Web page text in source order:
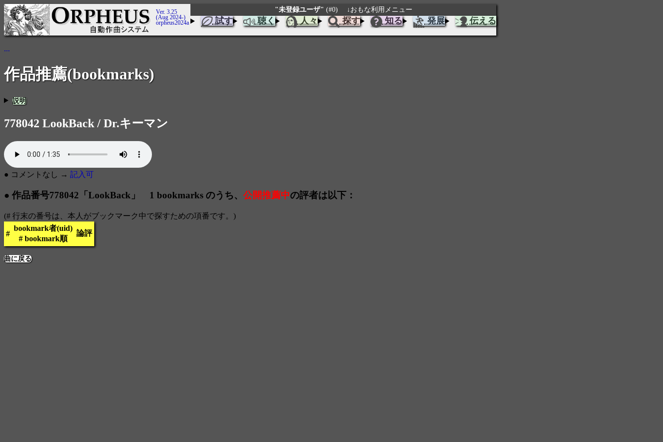
Ver. 3.25
(Aug 2024-)
orpheus2024a
"未登録ユーザ" (#0) ↓おもな利用メニュー
試す 聴く 人々 探す 知る 発展 伝える
...
作品推薦(bookmarks)
説明
778042 LookBack / Dr.キーマン
● コメントなし → 記入可
● 作品番号778042「LookBack」 1 bookmarks のうち、 公開推薦中の評者は以下：
(# 行末の番号は、本人がブックマーク中で探すための項番です。)
#
bookmark者(uid)
# bookmark順
論評
曲に戻る